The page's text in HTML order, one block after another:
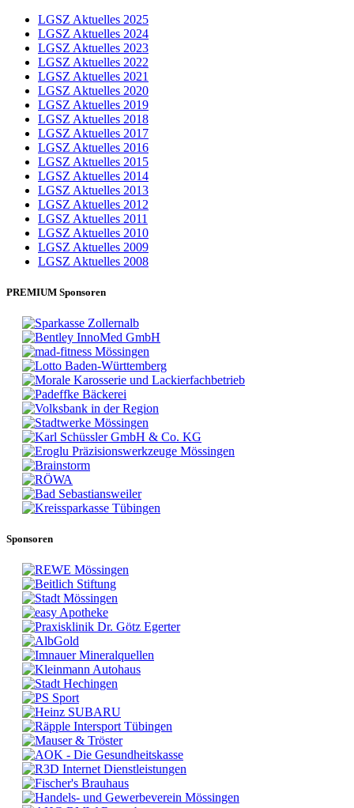
LGSZ Aktuelles 2025
LGSZ Aktuelles 2024
LGSZ Aktuelles 2023
LGSZ Aktuelles 2022
LGSZ Aktuelles 2021
LGSZ Aktuelles 2020
LGSZ Aktuelles 2019
LGSZ Aktuelles 2018
LGSZ Aktuelles 2017
LGSZ Aktuelles 2016
LGSZ Aktuelles 2015
LGSZ Aktuelles 2014
LGSZ Aktuelles 2013
LGSZ Aktuelles 2012
LGSZ Aktuelles 2011
LGSZ Aktuelles 2010
LGSZ Aktuelles 2009
LGSZ Aktuelles 2008
PREMIUM Sponsoren
Sponsoren